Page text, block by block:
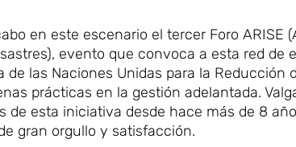
en este escenario el tercer Foro ARISE
evento que convoca a esta red de
de las Naciones Unidas para la Reducción
prácticas en la gestión adelantada.
de esta iniciativa desde hace más de 8
gran orgullo y satisfacción.